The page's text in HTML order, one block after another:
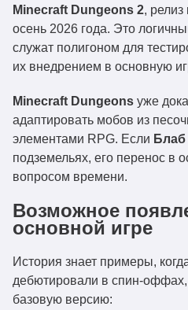
Minecraft Dungeons 2, релиз
осень 2026 года. Это
служат полигоном для
их внедрением в основную
Minecraft Dungeons уже
адаптировать мобов из
элементами RPG. Если Блаб
подземельях, его перенос в
вопросом времени.
Возможное
основной игре
История знает примеры,
дебютировали в спин-
базовую версию: